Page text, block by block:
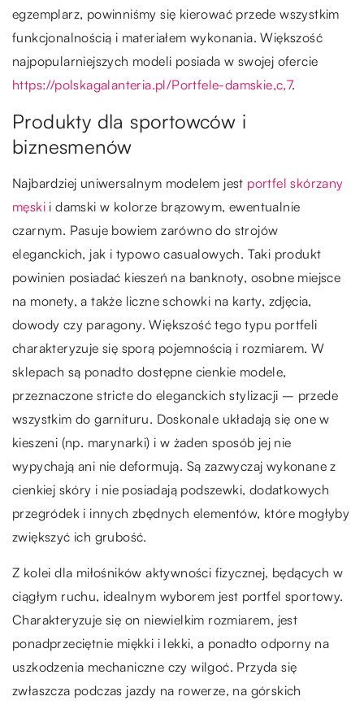
egzemplarz, powinniśmy się kierować przede wszystkim
funkcjonalnością i materiałem wykonania. Większość
najpopularniejszych modeli posiada w swojej ofercie
https://polskagalanteria.pl/Portfele-damskie,c,7.
Produkty dla sportowców i
biznesmenów
Najbardziej uniwersalnym modelem jest portfel skórzany
męski i damski w kolorze brązowym, ewentualnie
czarnym. Pasuje bowiem zarówno do strojów
eleganckich, jak i typowo casualowych. Taki produkt
powinien posiadać kieszeń na banknoty, osobne miejsce
na monety, a także liczne schowki na karty, zdjęcia,
dowody czy paragony. Większość tego typu portfeli
charakteryzuje się sporą pojemnością i rozmiarem. W
sklepach są ponadto dostępne cienkie modele,
przeznaczone stricte do eleganckich stylizacji – przede
wszystkim do garnituru. Doskonale układają się one w
kieszeni (np. marynarki) i w żaden sposób jej nie
wypychają ani nie deformują. Są zazwyczaj wykonane z
cienkiej skóry i nie posiadają podszewki, dodatkowych
przegródek i innych zbędnych elementów, które mogłyby
zwiększyć ich grubość.
Z kolei dla miłośników aktywności fizycznej, będących w
ciągłym ruchu, idealnym wyborem jest portfel sportowy.
Charakteryzuje się on niewielkim rozmiarem, jest
ponadprzeciętnie miękki i lekki, a ponadto odporny na
uszkodzenia mechaniczne czy wilgoć. Przyda się
zwłaszcza podczas jazdy na rowerze, na górskich